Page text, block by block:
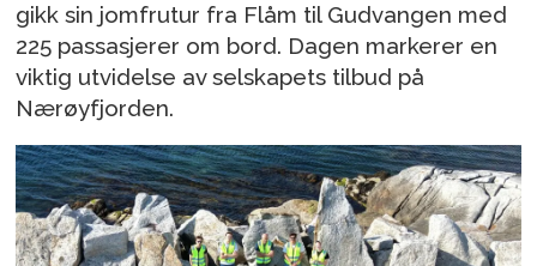
gikk sin jomfrutur fra Flåm til Gudvangen med
225 passasjerer om bord. Dagen markerer en
viktig utvidelse av selskapets tilbud på
Nærøyfjorden.